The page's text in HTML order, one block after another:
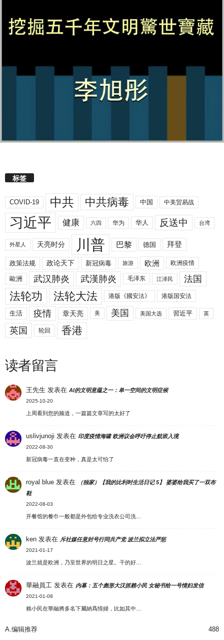
标签
COVID-19 中共 中共病毒 中国 中美贸易战
习近平 健康 六四 华为 华人 反送中 台湾
外星人 天亮时分 川普 巴黎 德国 拜登
政策法规 政论天下 新冠病毒 旅游 欧洲 欧洲疫情
歐洲 武汉肺炎 武漢肺炎 毛泽东 江泽民 法国
法轮功 法轮大法 港版《國安法》 港版国安法
生活 疫情 章天亮 美 美国 美国大选 習近平 英
英国 轮回 香港
读者留言
王先生 发表在AI的文明意蕴之一：单一空间的文明症候
2025-10-20
上周看到您的频道，一篇篇文章写的太好了
uslivjunoji 发表在 印度疫情海啸 欧洲议会呼吁停止航班入境
2022-08-30
新冠病毒一直在变种，真是太可怕了
royal blue 发表在
（独家）【我的比利时生活日记 5】 婆婆给我买了一双布
鞋
2022-08-03
开餐馆的餐巾一般都是外包给专业洗衣公司洗…
ken 发表在 斥社媒任意封号行同共产党 波兰拟立法严惩
2021-01-17
波兰就是欧洲，乃至世界的明日之星。干的好…
華融員工 发表在 内幕：五个彪形大汉抓赖小民 女秘书给一号情妇发信
2021-01-08
賴小民在華融將多名下屬納爲情婦，比如其中…
A.编辑推荐 488